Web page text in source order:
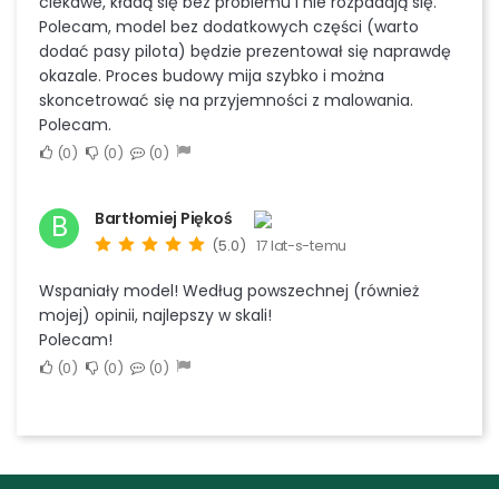
Polecam, model bez dodatkowych części (warto
dodać pasy pilota) będzie prezentował się naprawdę
okazale. Proces budowy mija szybko i można
skoncetrować się na przyjemności z malowania.
Polecam.
0 0 0
B Bartłomiej Piękoś
(5.0) 17 lat-s-temu
Wspaniały model! Według powszechnej (również
mojej) opinii, najlepszy w skali!
Polecam!
0 0 0